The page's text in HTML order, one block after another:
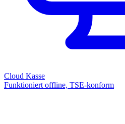
Cloud Kasse
Funktioniert offline, TSE-konform